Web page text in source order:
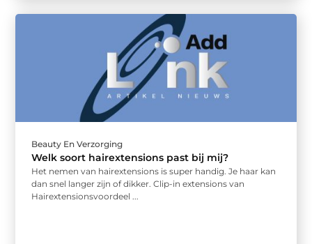
Beauty En Verzorging
Welk soort hairextensions past bij mij?
Het nemen van hairextensions is super handig. Je haar kan
dan snel langer zijn of dikker. Clip-in extensions van
Hairextensionsvoordeel ...